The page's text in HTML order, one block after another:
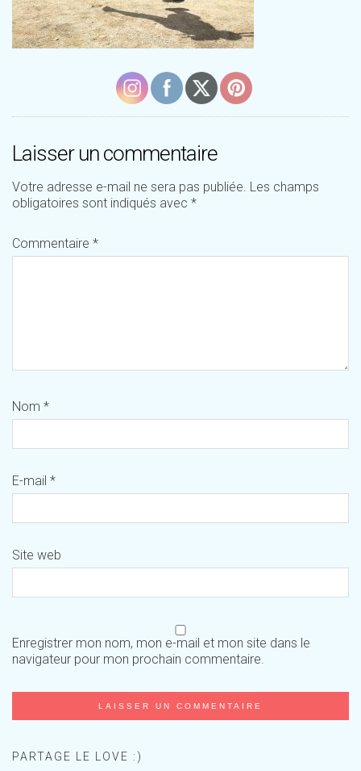
Laisser un commentaire
Votre adresse e-mail ne sera pas publiée. Les champs
obligatoires sont indiqués avec *
Commentaire *
Nom *
E-mail *
Site web
Enregistrer mon nom, mon e-mail et mon site dans le
navigateur pour mon prochain commentaire.
PARTAGE LE LOVE :)